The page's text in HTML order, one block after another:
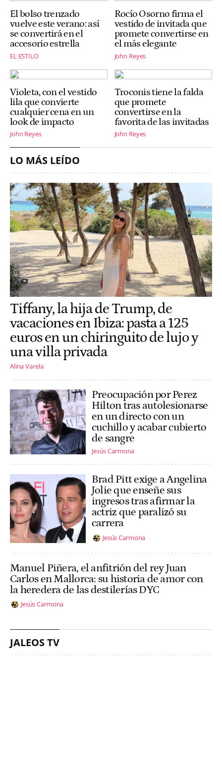
El bolso trenzado
vuelve este verano: así
se convertirá en el
accesorio estrella
EL ESTILO
Rocío Osorno firma el
vestido de invitada que
promete convertirse en
el más elegante
John Reyes
Violeta, con el vestido
lila que convierte
cualquier cena en un
look de impacto
John Reyes
Troconis tiene la falda
que promete
convertirse en la
favorita de las invitadas
John Reyes
LO MÁS LEÍDO
Tiffany, la hija de Trump, de
vacaciones en Ibiza: pasta a 125
euros en un chiringuito de lujo y
una villa privada
Alina Varela
Preocupación por Perez
Hilton tras autolesionarse
en un directo con un
cuchillo y acabar cubierto
de sangre
Jesús Carmona
Brad Pitt exige a Angelina
Jolie que enseñe sus
ingresos tras afirmar la
actriz que paralizó su
carrera
Jesús Carmona
Manuel Piñera, el anfitrión del rey Juan
Carlos en Mallorca: su historia de amor con
la heredera de las destilerías DYC
Jesús Carmona
JALEOS TV